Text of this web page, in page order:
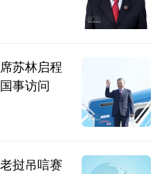
苏林启程
事访问
挝吊唁赛